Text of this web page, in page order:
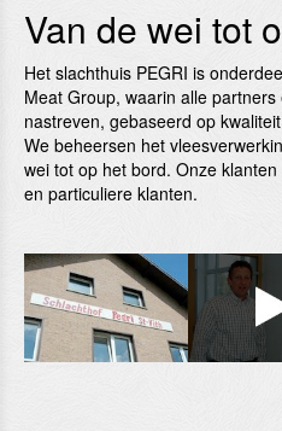
Van de wei tot
Het slachthuis PEGRI is
Meat Group, waarin alle
nastreven, gebaseerd op
We beheersen het
wei tot op het bord. Onze
en particuliere klanten.